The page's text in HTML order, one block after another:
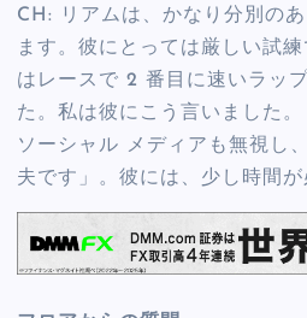
CH: リアムは、かなり分別の
ます。彼にとっては厳しい試
はレースで 2 番目に速いラッ
た。私は彼にこう言いました。
ソーシャル メディアも無視し
夫です」。彼には、少し時間が